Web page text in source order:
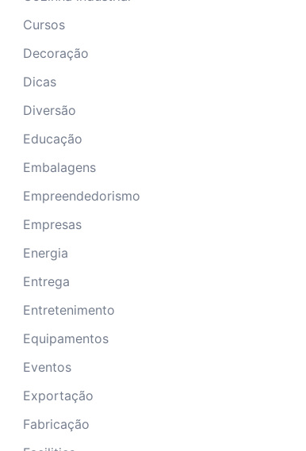
Cursos
Decoração
Dicas
Diversão
Educação
Embalagens
Empreendedorismo
Empresas
Energia
Entrega
Entretenimento
Equipamentos
Eventos
Exportação
Fabricação